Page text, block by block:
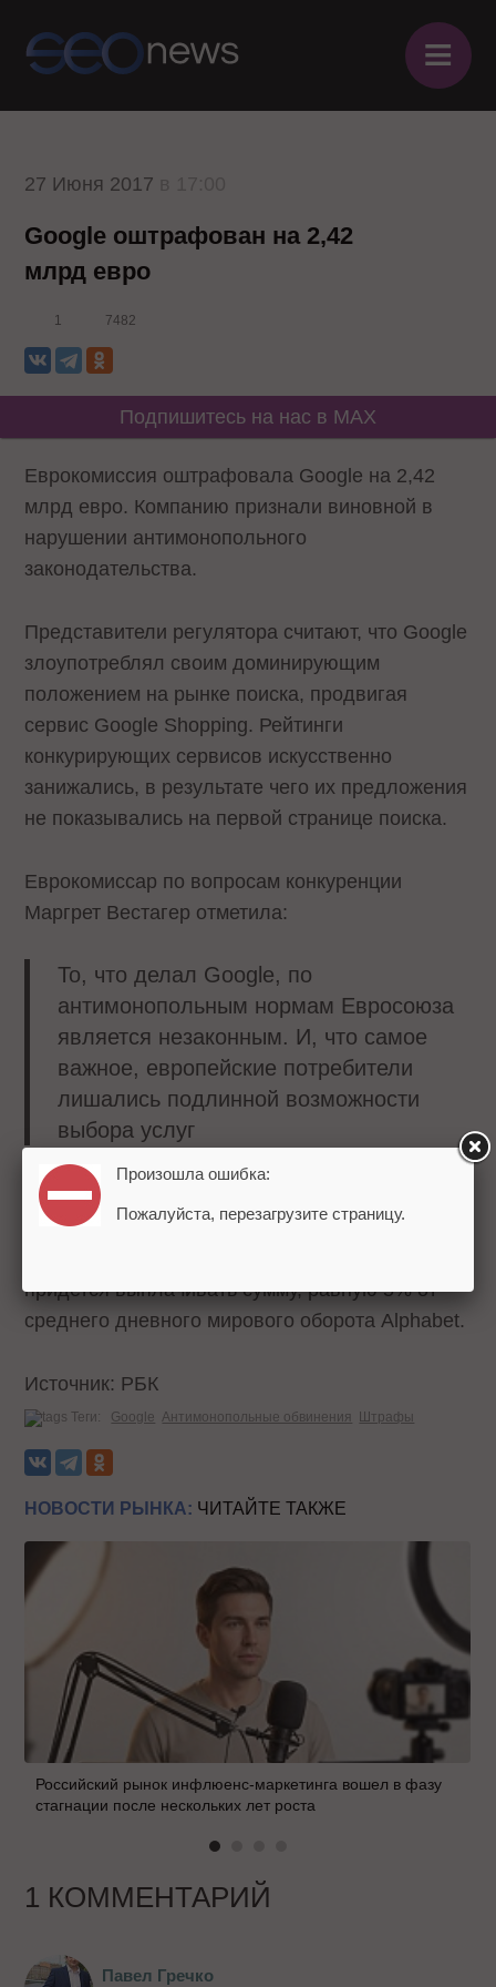
≡
27 Июня 2017
Google оштрафован на 2,42
млрд евро
1 7482
Подпишитесь на нас в MAX
Еврокомиссия оштрафовала Google на 2,42
млрд евро. Компанию признали виновной в
нарушении антимонопольного
законодательства.
Представители регулятора считают, что Google
злоупотреблял своим доминирующим
положением на рынке поиска, продвигая
сервис Google Shopping. Рейтинги
конкурирующих сервисов искусственно
занижались, в результате чего их предложения
не показывались на первой странице поиска.
Еврокомиссар по вопросам конкуренции
Маргрет Вестагер отметила:
То, что делал Google, по
антимонопольным нормам Евросоюза
является незаконным. И, что самое
важное, европейские потребители
лишались подлинной возможности
выбора услуг
Google обязали прекратить антиконкурентное
поведение в течение 90 дней. В случае
придется выплачивать сумму, равную 5% от
среднего дневного мирового оборота Alphabet.
Источник: РБК
Теги: Google Антимонопольные обвинения Штрафы
НОВОСТИ РЫНКА: ЧИТАЙТЕ ТАКЖЕ
Российский рынок инфлюенс-маркетинга вошел в фазу
стагнации после нескольких лет роста
1 КОММЕНТАРИЙ
Павел Гречко
Произошла ошибка:
Пожалуйста, перезагрузите страницу.